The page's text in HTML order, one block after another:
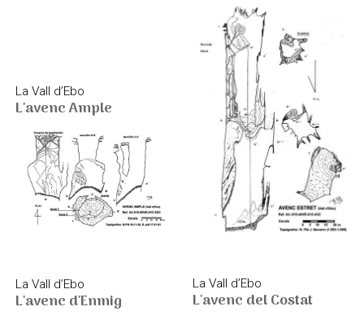
La Vall d’Ebo
L'avenc Ample
La Vall d’Ebo
L'avenc d'Enmig
La Vall d’Ebo
L'avenc del Costat